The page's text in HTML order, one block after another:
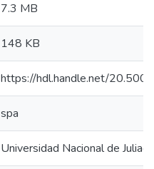
7.3 MB
148 KB
https://hdl.handle.net/
spa
Universidad Nacional de Juliaca